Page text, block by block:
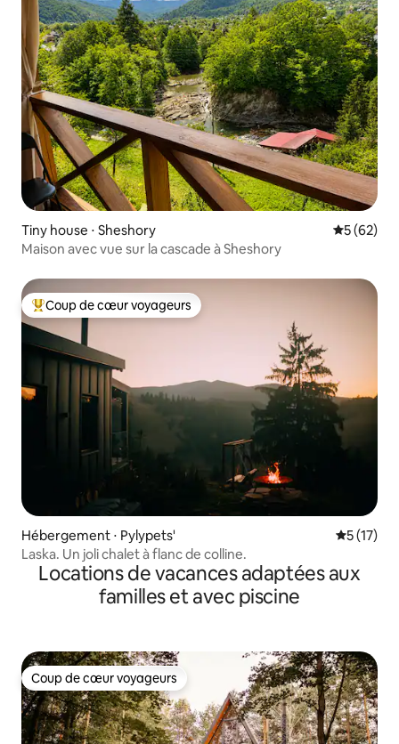
Tiny house ⋅ Sheshory
5 (62)
Maison avec vue sur la cascade à Sheshory
Coups de cœur voyageurs les plus appréciés
Coup de cœur voyageurs
Hébergement ⋅ Pylypets'
5 (17)
Laska. Un joli chalet à flanc de colline.
Locations de vacances adaptées aux
familles et avec piscine
Coup de cœur voyageurs
Coup de cœur voyageurs